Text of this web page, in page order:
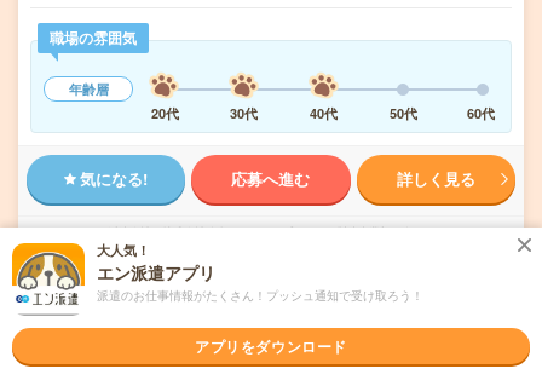
職場の雰囲気
年齢層
20代
30代 40代 50代 60代
気になる! 応募へ進む 詳しく見る
派遣会社 株式会社綜合キャリアオプション 製造事業部（全国）
未読 掲載日 2026/08/05
【経験者×ブラッシュUP！】食品包装機械部
大人気！
エン派遣アプリ
派遣のお仕事情報がたくさん！プッシュ通知で受け取ろう！
アプリをダウンロード